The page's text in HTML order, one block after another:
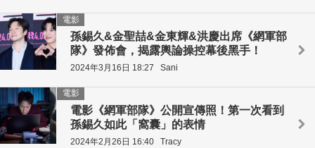
孫錫久&金聖喆&金東輝&洪慶出席《網軍部
隊》發佈會，揭露輿論操控幕後黑手！
電影
2024年3月16日 18:27 Sani
電影《網軍部隊》公開宣傳照！第一次看到
孫錫久如此「窩囊」的表情
電影
2024年2月26日 16:40 Tracy